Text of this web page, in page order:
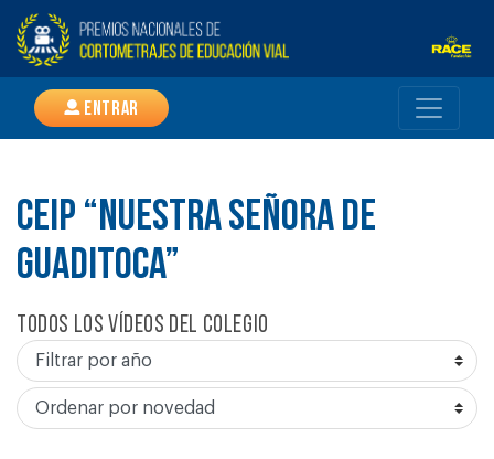
Entrar
CEIP “NUESTRA SEÑORA DE
GUADITOCA”
Todos los vídeos del colegio